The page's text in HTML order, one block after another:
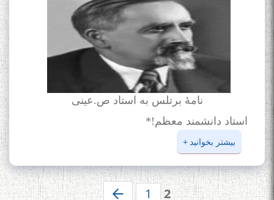
نامۀ برتلس به استاد ص.عینی
استاد دانشمند معظم!*
بیشتر بخوانید
نامۀ
برتلس
به استاد
1 2